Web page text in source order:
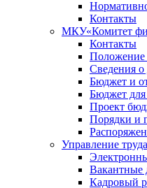
Контакты
МКУ«Комитет
Контакты
Положение
Сведения
Бюджет и
Бюджет для
Проект
Порядки и
Управление
Вакантные
Кадровый